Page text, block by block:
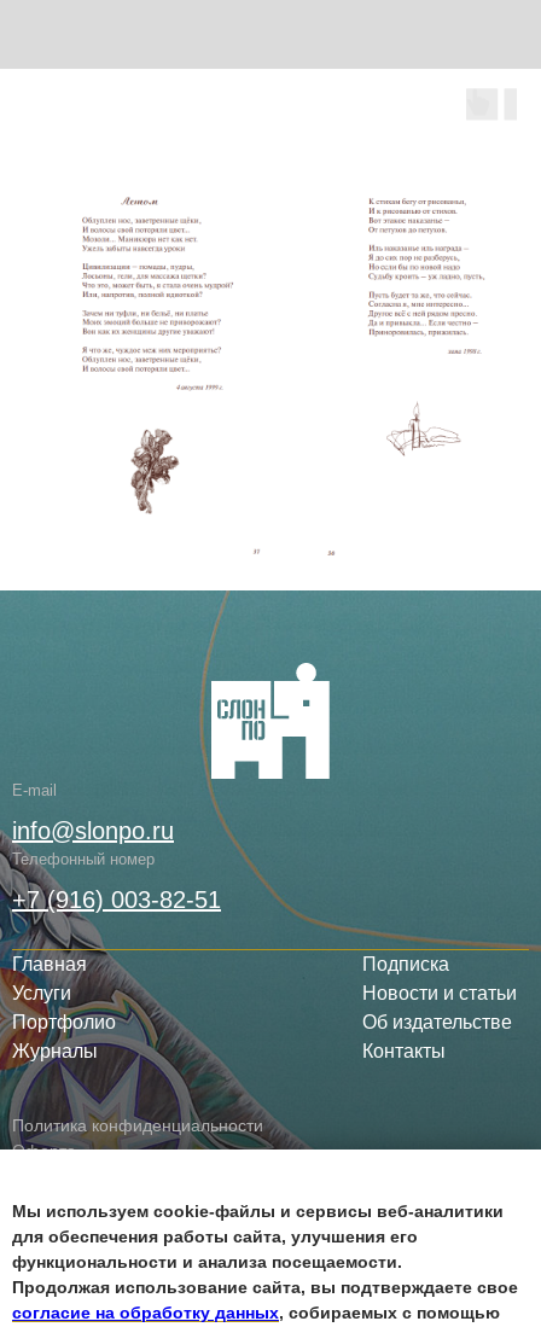
Мы используем cookie-файлы и сервисы веб-аналитики
для обеспечения работы сайта, улучшения его
функциональности и анализа посещаемости.
Продолжая использование сайта, вы подтверждаете свое
согласие на обработку данных, собираемых с помощью
E-mail
info@slonpo.ru
Телефонный номер
+7 (916) 003-82-51
Главная
Услуги
Портфолио
Журналы
Подписка
Новости и статьи
Об издательстве
Контакты
Политика конфиденциальности
Оферта